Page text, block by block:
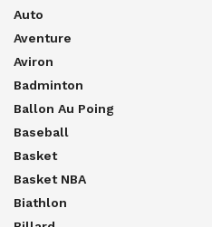
Auto
Aventure
Aviron
Badminton
Ballon Au Poing
Baseball
Basket
Basket NBA
Biathlon